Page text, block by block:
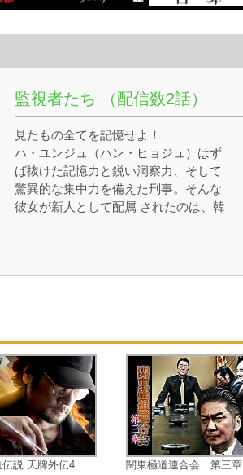
監視者たち （配信数2話）
見たもの全てを記憶せよ！
ハ・ユンジュ（ハン・ヒョジュ）はず
ば抜けた記憶力と鋭い洞察力、そして
驚異的な集中力を備えた刑事。そんな
彼女が新人として配属 されたのは、韓
ン・サンジュン（ソル・ギョング）は
ーダー、ジェームズ（チョン・ウソ
ン）の追跡捜査を通して、徐々に相棒
としての 絆を深めていく。しかしジェ
ームズは抜群の頭脳と高度な戦略で、
彼らの監視網を毎度くぐり抜けてしま
う。サンジュンとユンジュは あらゆる
伝説 天牌外伝4 関東極道連合会 第三章